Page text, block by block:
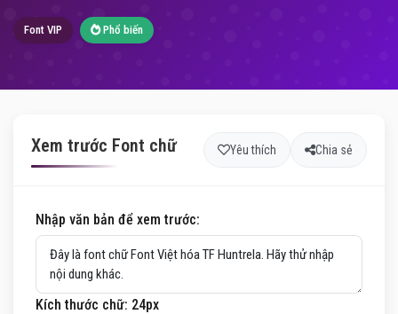
Font VIP Phổ biến
Xem trước Font chữ Yêu thích Chia sẻ
Nhập văn bản để xem trước:
Kích thước chữ: 24px